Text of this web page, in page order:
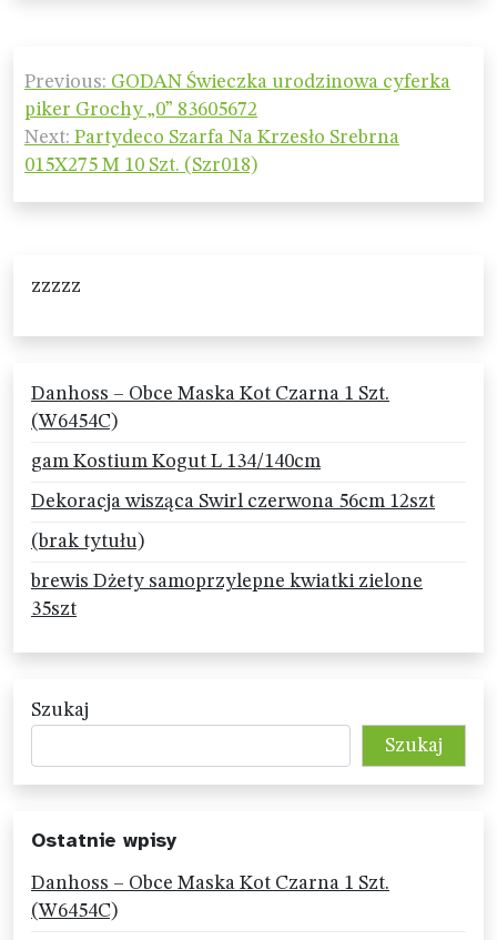
Nawigacja
wpisu
Previous: GODAN Świeczka urodzinowa cyferka
piker Grochy „0” 83605672
Next: Partydeco Szarfa Na Krzesło Srebrna
015X275 M 10 Szt. (Szr018)
zzzzz
Danhoss – Obce Maska Kot Czarna 1 Szt.
(W6454C)
gam Kostium Kogut L 134/140cm
Dekoracja wisząca Swirl czerwona 56cm 12szt
(brak tytułu)
brewis Dżety samoprzylepne kwiatki zielone
35szt
Szukaj
Szukaj
Ostatnie wpisy
Danhoss – Obce Maska Kot Czarna 1 Szt.
(W6454C)